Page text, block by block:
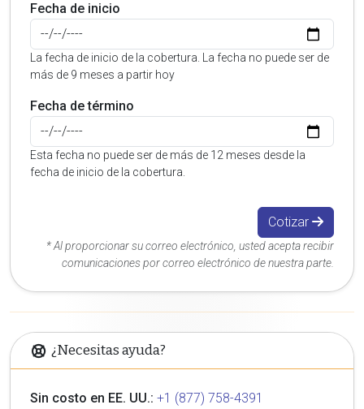
Fecha de inicio
La fecha de inicio de la cobertura. La fecha no puede ser de
más de 9 meses a partir hoy
Fecha de término
Esta fecha no puede ser de más de 12 meses desde la
fecha de inicio de la cobertura.
Cotizar
* Al proporcionar su correo electrónico, usted acepta recibir
comunicaciones por correo electrónico de nuestra parte.
¿Necesitas ayuda?
Sin costo en EE. UU.: +1 (877) 758-4391